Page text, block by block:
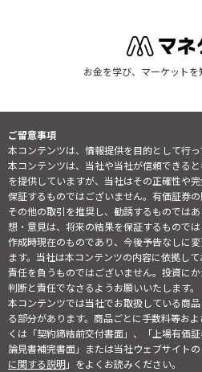
お金を学び、マーケットを
ご留意事項
本コンテンツは、情報提供を目的として行っ
本コンテンツは、当社や当社が信頼できる
を提供していますが、当社はその正確性や
保証するものではございません。有価証券の
その他の取引を推奨し、勧誘するものでは
想・意見は、将来の結果を保証するもので
作成時現在のものであり、今後予告なしに
ます。当社は本コンテンツの内容に依拠し
責任を負うものではございません。投資に
判断と責任でなさるようお願いいたします。
本コンテンツでは当社でお取扱している商
る部分があります。商品ごとに手数料等お
くは「契約締結前交付書面」、「上場有価
論見書補完書面」または当社ウェブサイト
に関する説明」をよくお読みください。